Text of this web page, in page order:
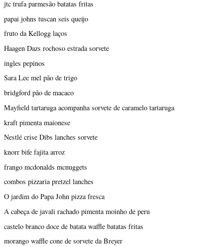
jtc trufa parmesão batatas fritas
papai johns tuscan seis queijo
fruto da Kellogg laços
Haagen Dazs rochoso estrada sorvete
ingles pepinos
Sara Lee mel pão de trigo
bridgford pão de macaco
Mayfield tartaruga acompanha sorvete de caramelo tartaruga
kraft pimenta maionese
Nestlé crise Dibs lanches sorvete
knorr bife fajita arroz
frango mcdonalds mcnuggets
combos pizzaria pretzel lanches
O jardim do Papa John pizza fresca
A cabeça de javali rachado pimenta moinho de peru
castelo branco doce de batata waffle batatas fritas
morango waffle cone de sorvete da Breyer